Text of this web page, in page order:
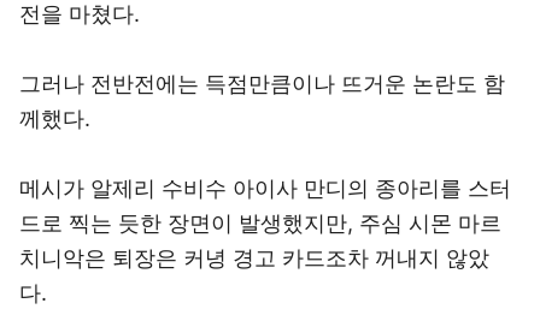
전을 마쳤다.
그러나 전반전에는 득점만큼이나 뜨거운 논란도 함
께했다.
메시가 알제리 수비수 아이사 만디의 종아리를 스터
드로 찍는 듯한 장면이 발생했지만, 주심 시몬 마르
치니악은 퇴장은 커녕 경고 카드조차 꺼내지 않았
다.